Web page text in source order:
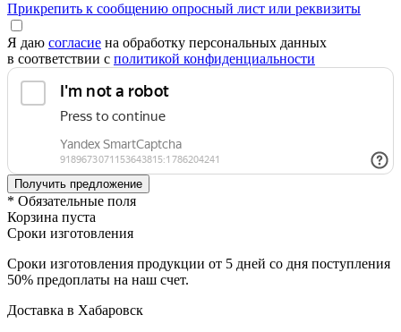
Прикрепить к сообщению опросный лист или реквизиты
Я даю согласие на обработку персональных данных
в соответствии с политикой конфиденциальности
* Обязательные поля
Корзина пуста
Сроки изготовления
Сроки изготовления продукции от 5 дней со дня поступления
50% предоплаты на наш счет.
Доставка в Хабаровск